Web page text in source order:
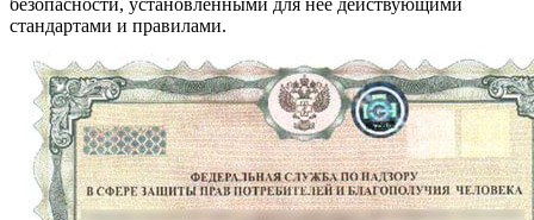
стандартами и правилами.